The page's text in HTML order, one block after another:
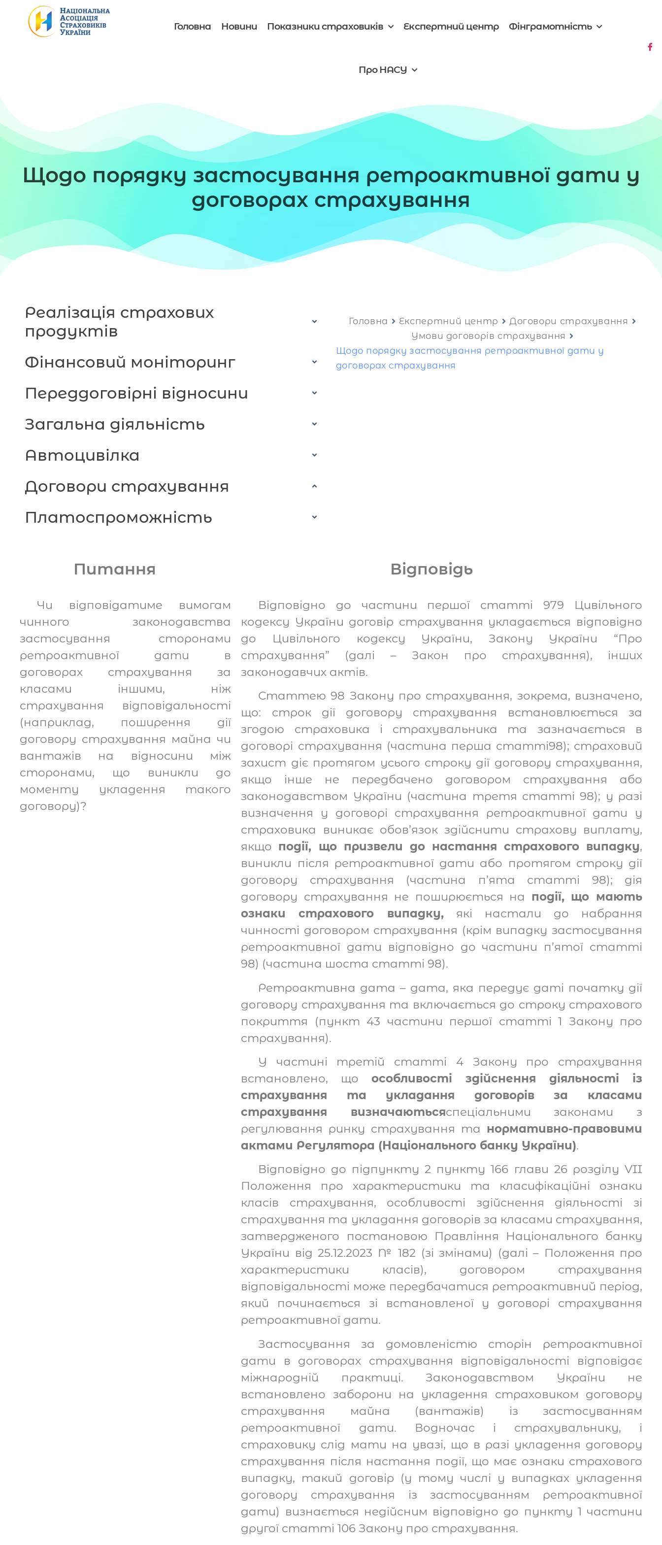
Головна Новини Показники страховиків Експертний центр Фінграмотність
Про НАСУ
Щодо порядку застосування ретроактивної дати у
договорах страхування
Реалізація страхових
продуктів
Фінансовий моніторинг
Переддоговірні відносини
Загальна діяльність
Автоцивілка
Договори страхування
Платоспроможність
Головна Експертний центр
Договори страхування
Умови договорів страхування
Щодо порядку застосування ретроактивної дати у
договорах страхування
Питання Відповідь
Чи відповідатиме вимогам
чинного законодавства
застосування сторонами
ретроактивної дати в
договорах страхування за
класами іншими, ніж
страхування відповідальності
(наприклад, поширення дії
договору страхування майна чи
вантажів на відносини між
сторонами, що виникли до
моменту укладення такого
договору)?
Відповідно до частини першої статті 979 Цивільного
кодексу України договір страхування укладається відповідно
до Цивільного кодексу України, Закону України “Про
страхування” (далі – Закон про страхування), інших
законодавчих актів.
Статтею 98 Закону про страхування, зокрема, визначено,
що: строк дії договору страхування встановлюється за
згодою страховика і страхувальника та зазначається в
договорі страхування (частина перша статті98); страховий
захист діє протягом усього строку дії договору страхування,
якщо інше не передбачено договором страхування або
законодавством України (частина третя статті 98); у разі
визначення у договорі страхування ретроактивної дати у
страховика виникає обов’язок здійснити страхову виплату,
якщо події, що призвели до настання страхового випадку,
виникли після ретроактивної дати або протягом строку дії
договору страхування (частина п’ята статті 98); дія
договору страхування не поширюється на події, що мають
ознаки страхового випадку,які настали до набрання
чинності договором страхування (крім випадку застосування
ретроактивної дати відповідно до частини п’ятої статті
98) (частина шоста статті 98).
Ретроактивна дата – дата, яка передує даті початку дії
договору страхування та включається до строку страхового
покриття (пункт 43 частини першої статті 1 Закону про
страхування).
У частині третій статті 4 Закону про страхування
встановлено, щоособливості здійснення діяльності із
страхування та укладання договорів за класами
страхування визначаютьсяспеціальними законами з
регулювання ринку страхування та нормативно-правовими
актами Регулятора (Національного банку України).
Відповідно до підпункту 2 пункту 166 глави 26 розділу VII
Положення про характеристики та класифікаційні ознаки
класів страхування, особливості здійснення діяльності зі
страхування та укладання договорів за класами страхування,
затвердженого постановою Правління Національного банку
України від 25.12.2023 № 182 (зі змінами) (далі – Положення про
характеристики класів), договором страхування
відповідальності може передбачатися ретроактивний період,
який починається зі встановленої у договорі страхування
ретроактивної дати.
Застосування за домовленістю сторін ретроактивної
дати в договорах страхування відповідальності відповідає
міжнародній практиці. Законодавством України не
встановлено заборони на укладення страховиком договору
страхування майна (вантажів) із застосуванням
ретроактивної дати. Водночас і страхувальнику, і
страховику слід мати на увазі, що в разі укладення договору
страхування після настання події, що має ознаки страхового
випадку, такий договір (у тому числі у випадках укладення
договору страхування із застосуванням ретроактивної
дати) визнається недійсним відповідно до пункту 1 частини
другої статті 106 Закону про страхування.